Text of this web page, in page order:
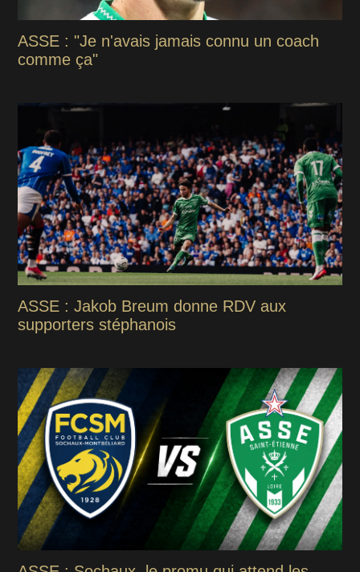
ASSE : "Je n'avais jamais connu un coach
comme ça"
ASSE : Jakob Breum donne RDV aux
supporters stéphanois